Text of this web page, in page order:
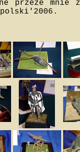
przeze